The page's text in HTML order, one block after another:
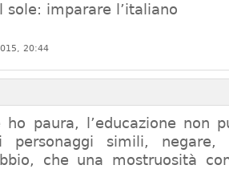
sole: imparare l’italiano
20:44
ho paura, l’educazione non
simili, negare,
che una mostruosità